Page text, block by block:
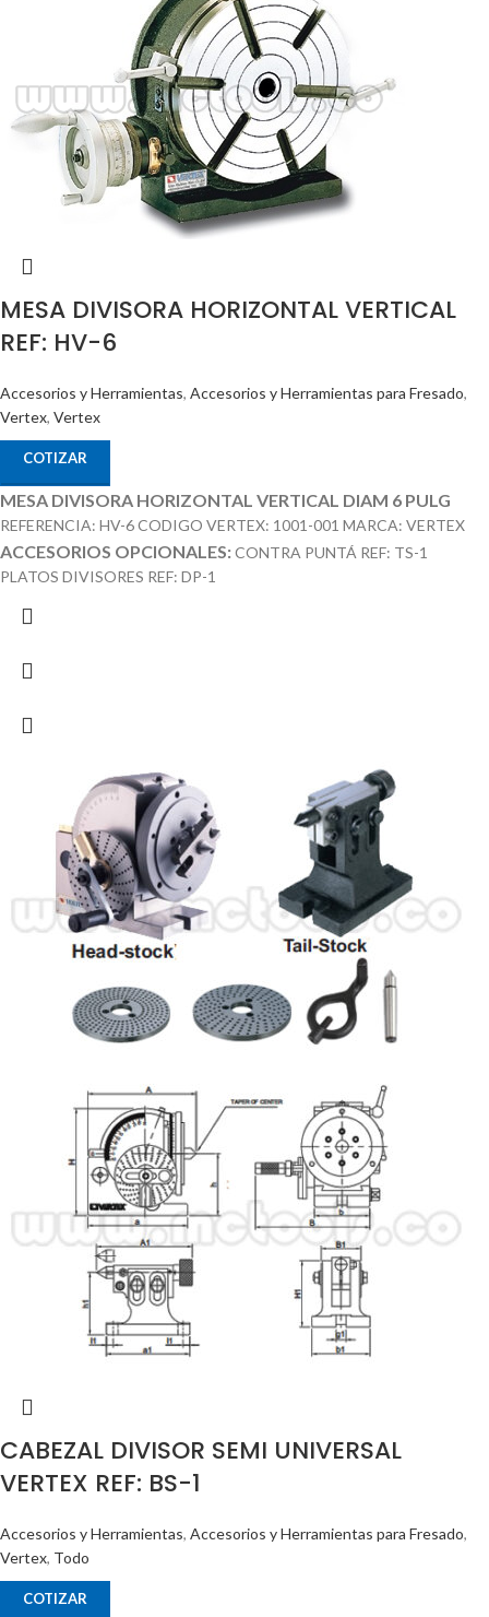
MESA DIVISORA HORIZONTAL VERTICAL
REF: HV-6
Accesorios y Herramientas, Accesorios y Herramientas para Fresado,
Vertex, Vertex
COTIZAR
MESA DIVISORA HORIZONTAL VERTICAL DIAM 6 PULG
REFERENCIA: HV-6 CODIGO VERTEX: 1001-001 MARCA: VERTEX
ACCESORIOS OPCIONALES:CONTRA PUNTÁ REF: TS-1
PLATOS DIVISORES REF: DP-1
CABEZAL DIVISOR SEMI UNIVERSAL
VERTEX REF: BS-1
Accesorios y Herramientas, Accesorios y Herramientas para Fresado,
Vertex, Todo
COTIZAR